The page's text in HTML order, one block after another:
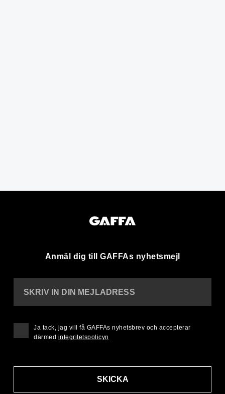
Anmäl dig till GAFFAs nyhetsmejl
SKRIV IN DIN MEJLADRESS
SKICKA
Ja tack, jag vill få GAFFAs nyhetsbrev och accepterar
därmed integritetspolicyn